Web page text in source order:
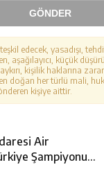
GÖNDER
edecek, yasadışı,
aşağılayıcı, küçük
kişilik haklarına
doğan her türlü mali,
kişiye aittir.
Air
Şampiyonu